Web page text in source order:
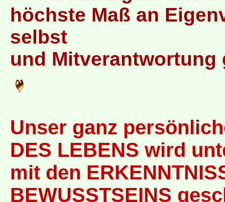
höchste Maß an
selbst
und Mitverantwortung
Unser ganz
DES LEBENS wird
mit den
BEWUSSTSEINS